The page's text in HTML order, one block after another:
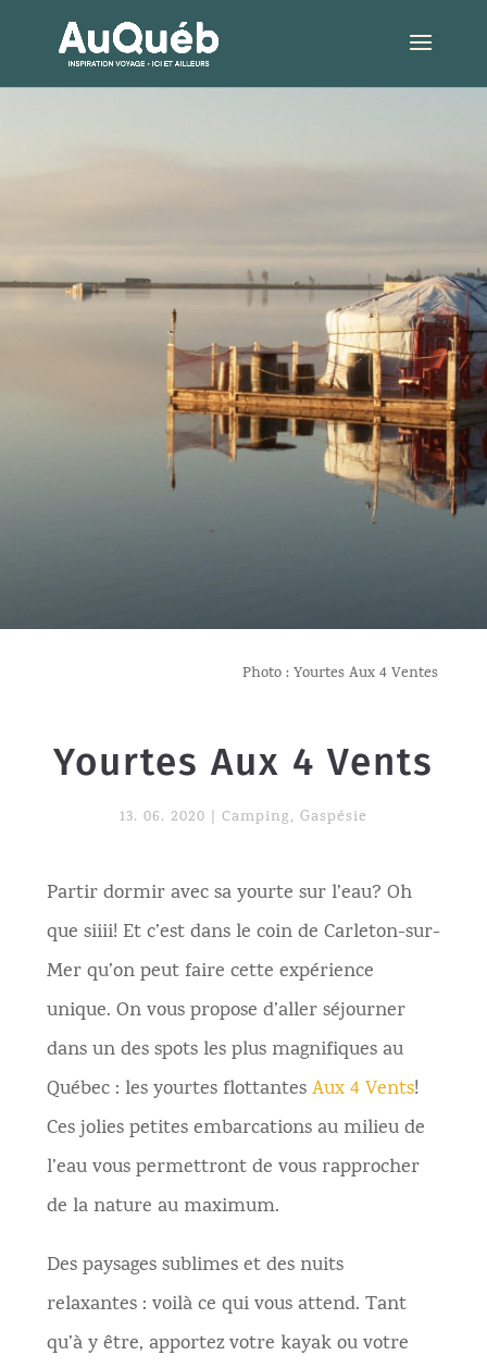
Photo : Yourtes Aux 4 Ventes
Yourtes Aux 4 Vents
13. 06. 2020 Camping, Gaspésie
Partir dormir avec sa yourte sur l’eau? Oh
que siiii! Et c’est dans le coin de Carleton-sur-
Mer qu’on peut faire cette expérience
unique. On vous propose d’aller séjourner
dans un des spots les plus magnifiques au
Québec : les yourtes flottantesAux 4 Vents!
Ces jolies petites embarcations au milieu de
l’eau vous permettront de vous rapprocher
de la nature au maximum.
Des paysages sublimes et des nuits
relaxantes : voilà ce qui vous attend. Tant
qu’à y être, apportez votre kayak ou votre